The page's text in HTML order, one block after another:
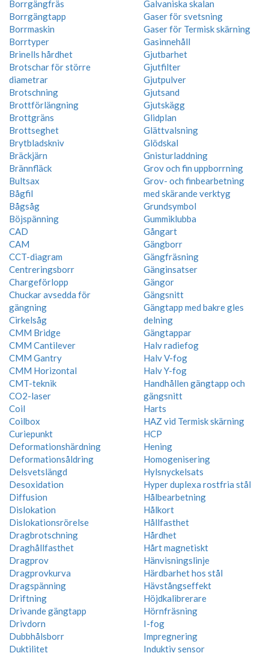
Borrgängfräs
Borrgängtapp
Borrmaskin
Borrtyper
Brinells hårdhet
Brotschar för större
diametrar
Brotschning
Brottförlängning
Brottgräns
Brottseghet
Brytbladskniv
Bräckjärn
Brännfläck
Bultsax
Bågfil
Bågsåg
Böjspänning
CAD
CAM
CCT-diagram
Centreringsborr
Chargeförlopp
Chuckar avsedda för
gängning
Cirkelsåg
CMM Bridge
CMM Cantilever
CMM Gantry
CMM Horizontal
CMT-teknik
CO2-laser
Coil
Coilbox
Curiepunkt
Deformationshärdning
Deformationsåldring
Delsvetslängd
Desoxidation
Diffusion
Dislokation
Dislokationsrörelse
Dragbrotschning
Draghållfasthet
Dragprov
Dragprovkurva
Dragspänning
Driftning
Drivande gängtapp
Drivdorn
Dubbhålsborr
Duktilitet
Galvaniska skalan
Gaser för svetsning
Gaser för Termisk skärning
Gasinnehåll
Gjutbarhet
Gjutfilter
Gjutpulver
Gjutsand
Gjutskägg
Glidplan
Glättvalsning
Glödskal
Gnisturladdning
Grov och fin uppborrning
Grov- och finbearbetning
med skärande verktyg
Grundsymbol
Gummiklubba
Gångart
Gängborr
Gängfräsning
Gänginsatser
Gängor
Gängsnitt
Gängtapp med bakre gles
delning
Gängtappar
Halv radiefog
Halv V-fog
Halv Y-fog
Handhållen gängtapp och
gängsnitt
Harts
HAZ vid Termisk skärning
HCP
Hening
Homogenisering
Hylsnyckelsats
Hyper duplexa rostfria stål
Hålbearbetning
Hålkort
Hållfasthet
Hårdhet
Hårt magnetiskt
Hänvisningslinje
Härdbarhet hos stål
Hävstångseffekt
Höjdkalibrerare
Hörnfräsning
I-fog
Impregnering
Induktiv sensor